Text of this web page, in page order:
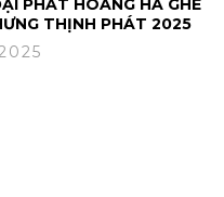
PHÁT HOÀNG HÀ GHÉ
THỊNH PHÁT 2025